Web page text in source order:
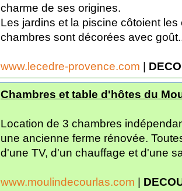
charme de ses origines.
Les jardins et la piscine côtoient
chambres sont décorées avec
www.lecedre-provence.com |
Chambres et table d'hôtes du
Location de 3 chambres
une ancienne ferme rénovée.
d'une TV, d'un chauffage et d'une
www.moulindecourlas.com |